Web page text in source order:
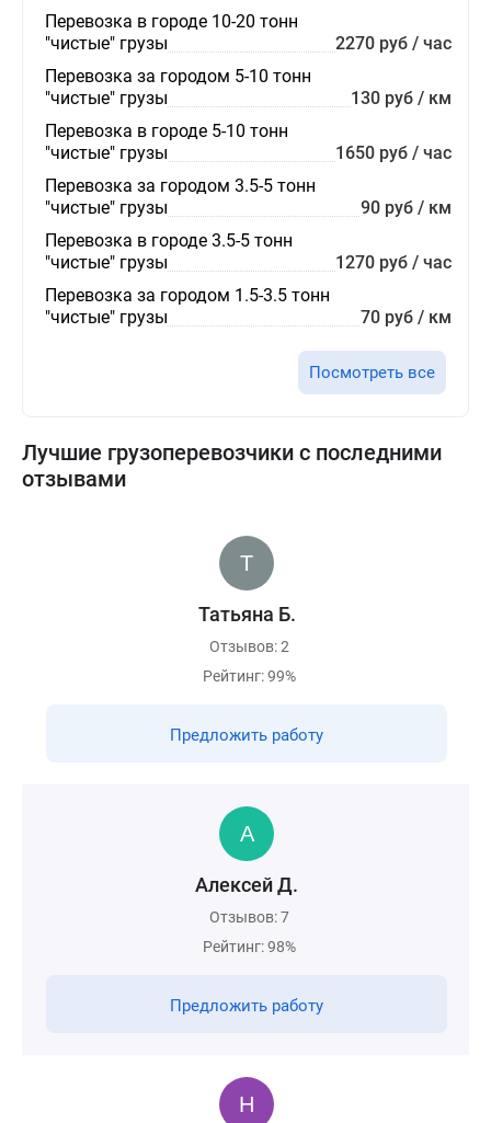
Перевозка в городе 10-20 тонн
"чистые" грузы
2270 руб / час
Перевозка за городом 5-10 тонн
"чистые" грузы
130 руб / км
Перевозка в городе 5-10 тонн
"чистые" грузы
1650 руб / час
Перевозка за городом 3.5-5 тонн
"чистые" грузы
90 руб / км
Перевозка в городе 3.5-5 тонн
"чистые" грузы
1270 руб / час
Перевозка за городом 1.5-3.5 тонн
"чистые" грузы
70 руб / км
Посмотреть все
Лучшие грузоперевозчики с последними
отзывами
Татьяна Б.
Отзывов: 2
Рейтинг: 99%
Предложить работу
Алексей Д.
Отзывов: 7
Рейтинг: 98%
Предложить работу